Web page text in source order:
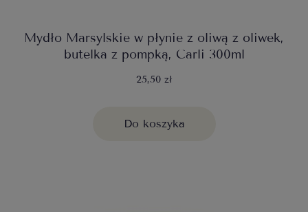
Mydło Marsylskie w płynie z oliwą z oliwek,
butelka z pompką, Carli 300ml
25,50 zł
Do koszyka